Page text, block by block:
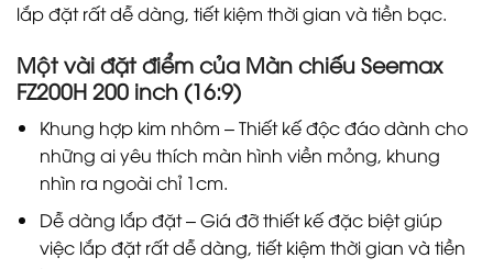
lắp đặt rất dễ dàng, tiết kiệm thời gian và tiền bạc.
Một vài đặt điểm của Màn chiếu Seemax
FZ200H 200 inch (16:9)
Khung hợp kim nhôm – Thiết kế độc đáo dành cho
những ai yêu thích màn hình viền mỏng, khung
nhìn ra ngoài chỉ 1cm.
Dễ dàng lắp đặt – Giá đỡ thiết kế đặc biệt giúp
việc lắp đặt rất dễ dàng, tiết kiệm thời gian và tiền